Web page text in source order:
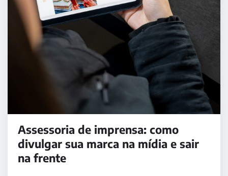
Assessoria de imprensa: como
divulgar sua marca na mídia e sair
na frente